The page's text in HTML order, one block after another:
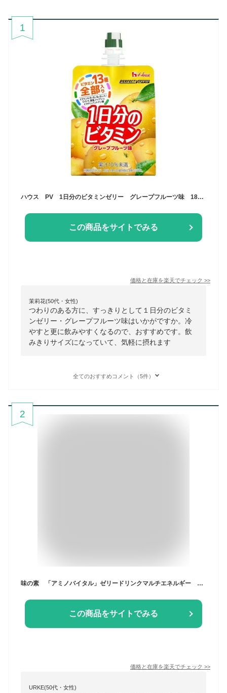
1
ハウス PV 1日分のビタミンゼリー グレープフルーツ味 180g×24個 ゼリー飲料 まとめ買い
この商品をサイトでみる
価格と在庫を楽天でチェック >>
茉莉花(50代・女性)
つわりのある方に、すっきりとして１日分のビタミ
ンゼリー・グレープフルーツ味はいかがですか。冷
やすと更に飲みやすくなるので、おすすめです。飲
みきりサイズになっていて、気軽に摂れます
全てのおすすめコメント（5件）
2
味の素 「アミノバイタル」ゼリードリンクマルチエネルギー 180g×24袋 ゼリー飲料 まとめ買い
この商品をサイトでみる
価格と在庫を楽天でチェック >>
URKE(50代・女性)